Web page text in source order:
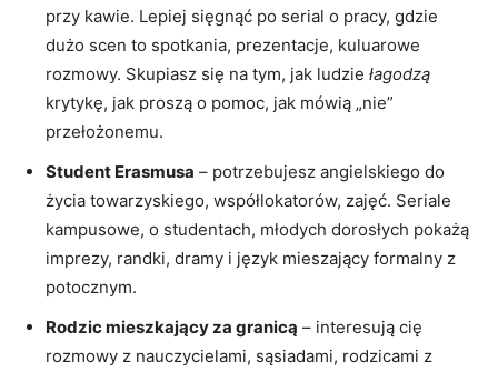
przy kawie. Lepiej sięgnąć po serial o pracy, gdzie
dużo scen to spotkania, prezentacje, kuluarowe
rozmowy. Skupiasz się na tym, jak ludzie łagodzą
krytykę, jak proszą o pomoc, jak mówią „nie”
przełożonemu.
Student Erasmusa – potrzebujesz angielskiego do
życia towarzyskiego, współlokatorów, zajęć. Seriale
kampusowe, o studentach, młodych dorosłych pokażą
imprezy, randki, dramy i język mieszający formalny z
potocznym.
Rodzic mieszkający za granicą – interesują cię
rozmowy z nauczycielami, sąsiadami, rodzicami z